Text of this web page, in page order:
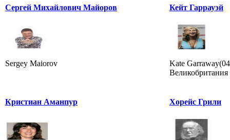
Сергей Михайлович Майоров
Sergey Maiorov
Кейт Гаррауэй
Kate
Кристиан Аманпур Хорейс Грили